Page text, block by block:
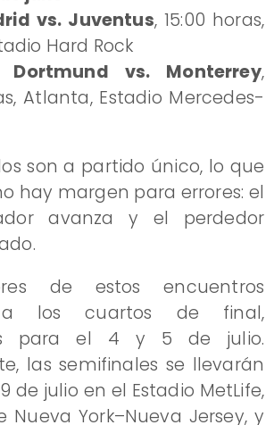
vs. Juventus, 15:00 horas,
Hard Rock
Dortmund vs. Monterrey,
Atlanta, Estadio Mercedes-
son a partido único, lo que
hay margen para errores: el
avanza y el perdedor
de estos encuentros
a los cuartos de final,
para el 4 y 5 de julio.
las semifinales se llevarán
de julio en el Estadio MetLife,
York–Nueva Jersey, y